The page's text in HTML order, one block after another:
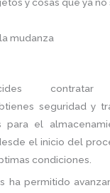
mudanza
seguridad y
para el
el inicio del
condiciones.
ha permitido